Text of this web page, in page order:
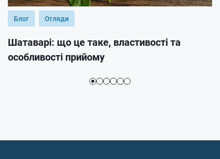
Блог Огляди
Шатаварі: що це таке, властивості та
особливості прийому